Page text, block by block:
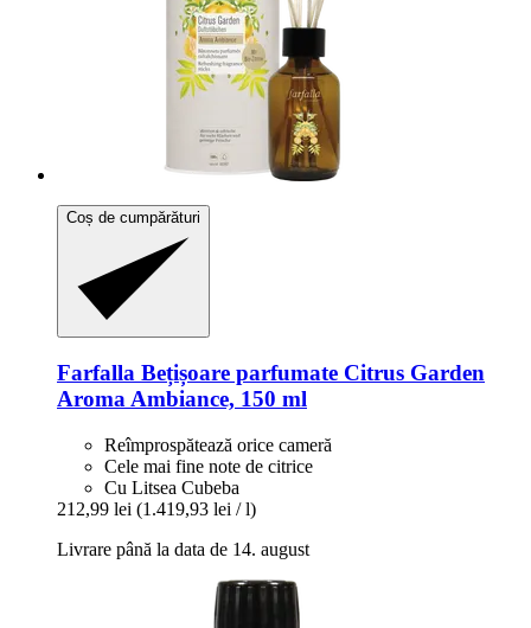
Coș de cumpărături
Farfalla Bețișoare parfumate Citrus Garden
Aroma Ambiance, 150 ml
Reîmprospătează orice cameră
Cele mai fine note de citrice
Cu Litsea Cubeba
212,99 lei (1.419,93 lei / l)
Livrare până la data de 14. august